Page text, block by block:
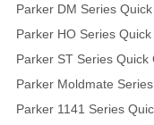
Parker DM Series
Parker HO Series
Parker ST Series Quick
Parker Moldmate
Parker 1141 Series